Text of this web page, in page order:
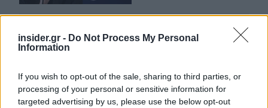
insider.gr - Do Not Process My Personal
Information
If you wish to opt-out of the sale, sharing to third parties, or
processing of your personal or sensitive information for
targeted advertising by us, please use the below opt-out
25-10-2024 18:31
της Γαλλίας - Πώς
έχασαν 58 δισ.
δολάρια